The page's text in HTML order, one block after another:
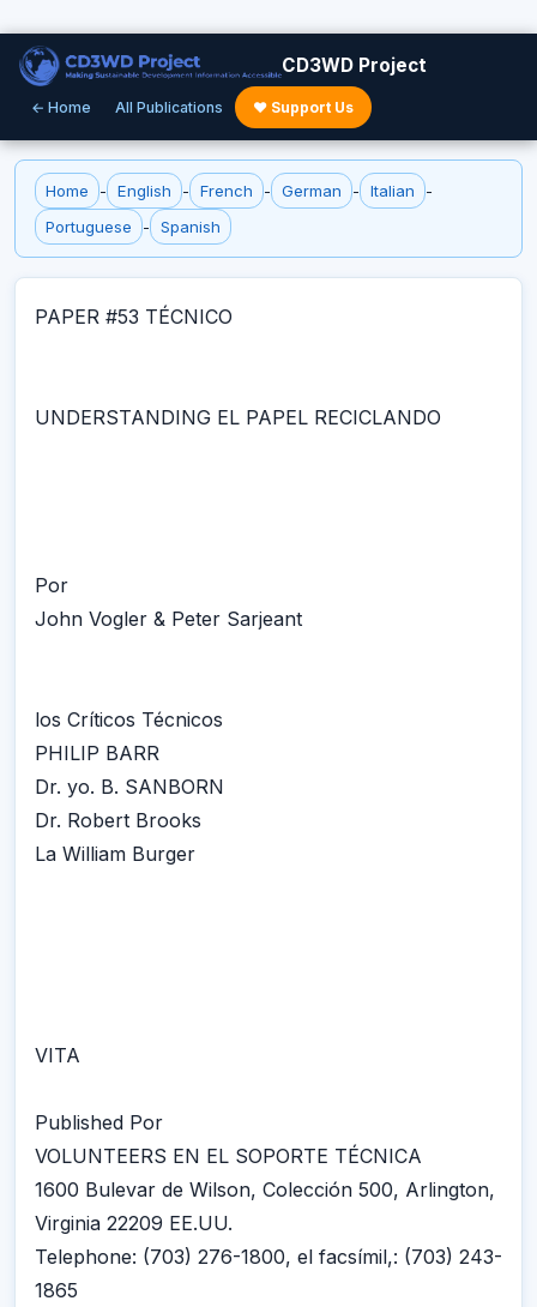
CD3WD Project
← Home All Publications ♥ Support Us
Home - English - French - German - Italian
-
Portuguese
- Spanish
PAPER #53 TÉCNICO
UNDERSTANDING EL PAPEL RECICLANDO
Por
John Vogler & Peter Sarjeant
los Críticos Técnicos
PHILIP BARR
Dr. yo. B. SANBORN
Dr. Robert Brooks
La William Burger
VITA
Published Por
VOLUNTEERS EN EL SOPORTE TÉCNICA
1600 Bulevar de Wilson, Colección 500, Arlington,
Virginia 22209 EE.UU.
Telephone: (703) 276-1800, el facsímil,: (703) 243-
1865